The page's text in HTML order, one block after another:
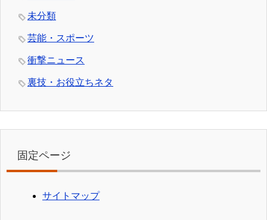
未分類
芸能・スポーツ
衝撃ニュース
裏技・お役立ちネタ
固定ページ
サイトマップ